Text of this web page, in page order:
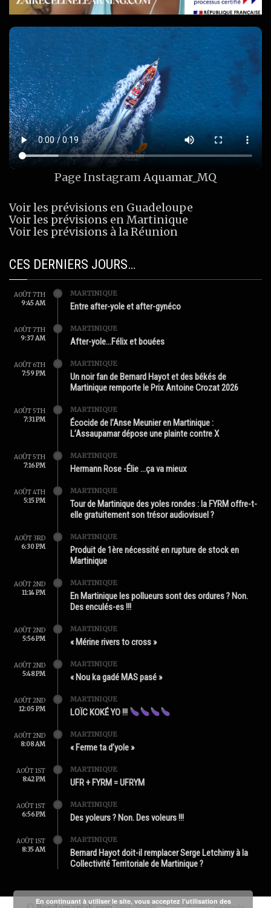
Page InstagramAquamar_MQ
Voir les prévisions en Guadeloupe
Voir les prévisions en Martinique
Voir les prévisions à la Réunion
CES DERNIERS JOURS…
AOÛT 7TH
9:45 AM
MARTINIQUE
Entre after-yole et after-gynéco
AOÛT 7TH
9:37 AM
MARTINIQUE
After-yole…Félix et bouées
AOÛT 6TH
7:59 PM
MARTINIQUE
Un noir fan de Bernard Hayot et des békés de
Martinique remporte le Prix Antoine Crozat 2026
AOÛT 5TH
7:31 PM
MARTINIQUE
Écocide de l’Anse Meunier en Martinique :
L’Assaupamar dépose une plainte contre X
AOÛT 5TH
7:16 PM
MARTINIQUE
Hermann Rose -Élie …ça va mieux
AOÛT 4TH
5:15 PM
MARTINIQUE
Tour de Martinique des yoles rondes : la FYRM offre-t-
elle gratuitement son trésor audiovisuel ?
AOÛT 3RD
6:30 PM
MARTINIQUE
Produit de 1ère nécessité en rupture de stock en
Martinique
AOÛT 2ND
11:14 PM
MARTINIQUE
En Martinique les pollueurs sont des ordures ? Non.
Des enculés-es !!!
AOÛT 2ND
5:56 PM
MARTINIQUE
« Mérine rivers to cross »
AOÛT 2ND
5:48 PM
MARTINIQUE
« Nou ka gadé MAS pasé »
AOÛT 2ND
12:05 PM
MARTINIQUE
LOÏC KOKÉ YO !!!
AOÛT 2ND
8:08 AM
MARTINIQUE
« Ferme ta d’yole »
AOÛT 1ST
8:42 PM
MARTINIQUE
UFR + FYRM = UFRYM
AOÛT 1ST
6:56 PM
MARTINIQUE
Des yoleurs ? Non. Des voleurs !!!
AOÛT 1ST
8:35 AM
MARTINIQUE
Bernard Hayot doit-il remplacer Serge Letchimy à la
Collectivité Territoriale de Martinique ?
En continuant à utiliser le site, vous acceptez l’utilisation des